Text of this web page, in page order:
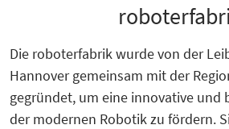
Die roboterfabrik wurde von der
Hannover gemeinsam mit der
gegründet, um eine innovative und
der modernen Robotik zu fördern.